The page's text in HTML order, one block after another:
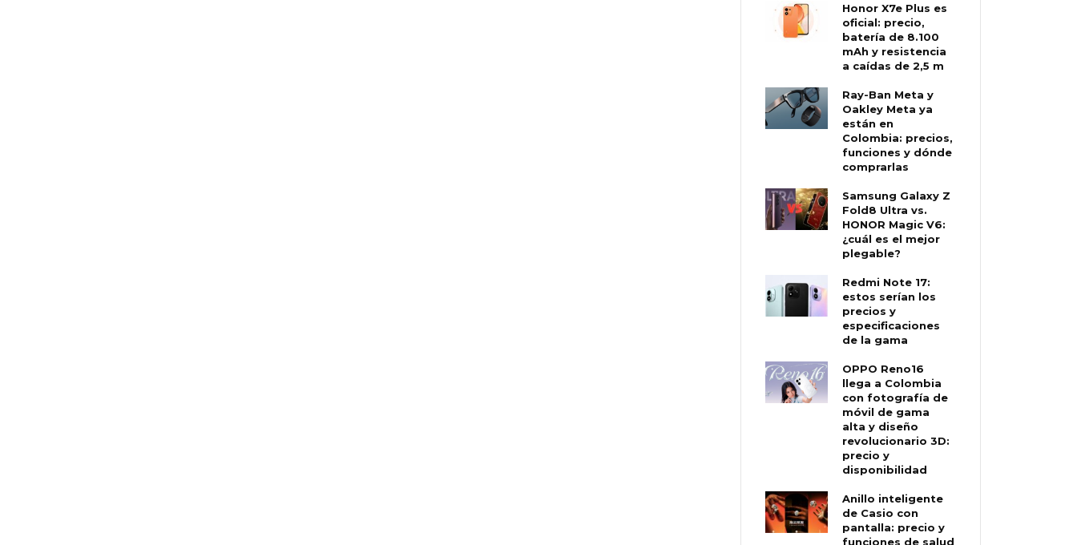
Honor X7e Plus es
oficial: precio,
batería de 8.100
mAh y resistencia
a caídas de 2,5 m
Ray-Ban Meta y
Oakley Meta ya
están en
Colombia: precios,
funciones y dónde
comprarlas
Samsung Galaxy Z
Fold8 Ultra vs.
HONOR Magic V6:
¿cuál es el mejor
plegable?
Redmi Note 17:
estos serían los
precios y
especificaciones
de la gama
OPPO Reno16
llega a Colombia
con fotografía de
móvil de gama
alta y diseño
revolucionario 3D:
precio y
disponibilidad
Anillo inteligente
de Casio con
pantalla: precio y
funciones de salud